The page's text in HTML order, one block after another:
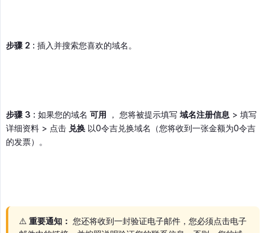
步骤 2 : 插入并搜索您喜欢的域名。
步骤 3 : 如果您的域名 可用 ， 您将被提示填写 域名注册信息 > 填写
详细资料 > 点击 兑换 以0令吉兑换域名（您将收到一张金额为0令吉
的发票）。
⚠️ 重要通知： 您还将收到一封验证电子邮件，您必须点击电子